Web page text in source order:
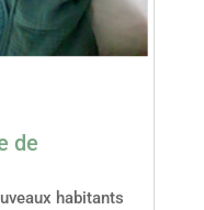
de
habitants